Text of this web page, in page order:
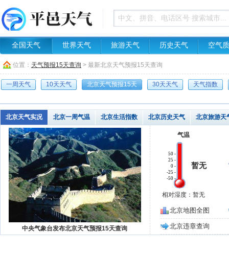
全国天气 世界天气 旅游天气 历史天气 空气
位置： 天气预报15天查询 > 最新北京天气预报15天查询
一周天气 10天天气 北京天气预报15天 30天天气 天气指数
北京天气实况 北京一周气温 北京生活指数 北京历史天气 北京旅游天
气温
50 -
25 -
0 -
-25 -
-50 -
暂无
相对湿度：暂无
北京地图全图
北京违章查询
中央气象台发布北京天气预报15天查询